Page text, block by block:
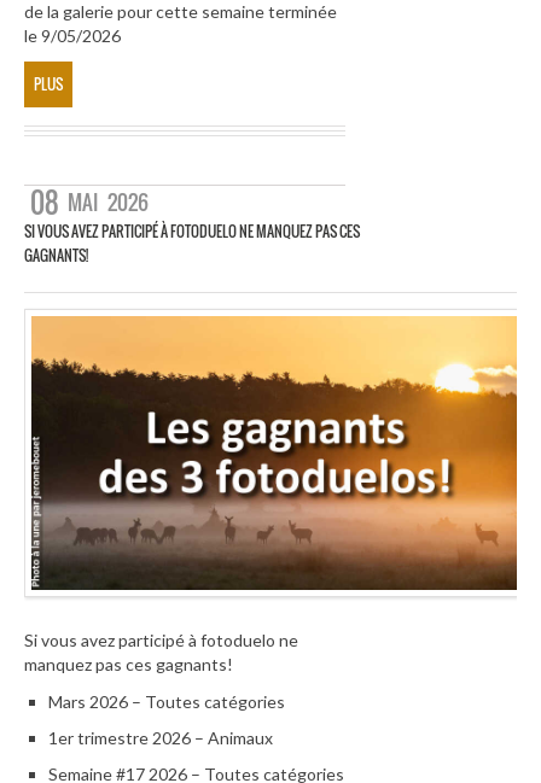
de la galerie pour cette semaine terminée
le 9/05/2026
PLUS
08 MAI 2026
SI VOUS AVEZ PARTICIPÉ À FOTODUELO NE MANQUEZ PAS CES
GAGNANTS!
Si vous avez participé à fotoduelo ne
manquez pas ces gagnants!
Mars 2026 – Toutes catégories
1er trimestre 2026 – Animaux
Semaine #17 2026 – Toutes catégories